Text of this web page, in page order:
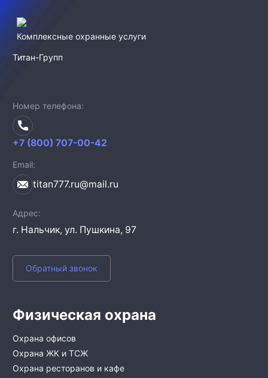
Комплексные охранные услуги
Титан-Групп
Номер телефона
+7 (800) 707-00-42
Email
titan777.ru@mail.ru
Адрес
г. Нальчик, ул. Пушкина, 97
Обратный звонок
Физическая охрана
Охрана офисов
Охрана ЖК и ТСЖ
Охрана ресторанов и кафе